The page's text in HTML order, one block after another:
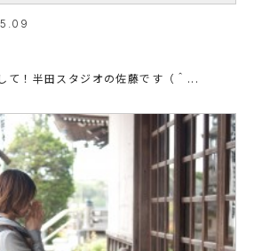
て！半田スタジオの佐藤です（＾...